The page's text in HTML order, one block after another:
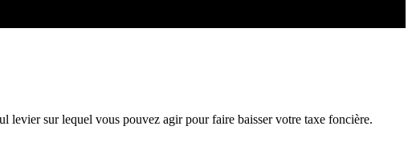
levier sur lequel vous pouvez agir pour faire baisser votre taxe foncière.